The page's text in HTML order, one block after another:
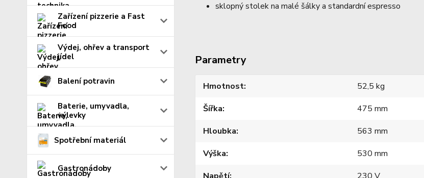
Zařízení pizzerie a Fast
Food
Výdej, ohřev a transport
jídel
Balení potravin
Baterie, umyvadla,
výlevky
Spotřební materiál
Gastronádoby
sklopný stolek na malé šálky a standardní espresso
Parametry
Hmotnost
52,5 kg
Šířka
475 mm
Hloubka
563 mm
Výška
530 mm